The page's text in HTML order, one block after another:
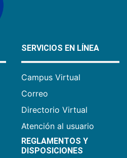
SERVICIOS EN LÍNEA
Campus Virtual
Correo
Directorio Virtual
Atención al usuario
REGLAMENTOS Y
DISPOSICIONES